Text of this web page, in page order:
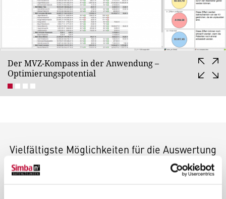
Der MVZ-Kompass in der Anwendung –
Optimierungspotential
Vielfältigste Möglichkeiten für die Auswertung